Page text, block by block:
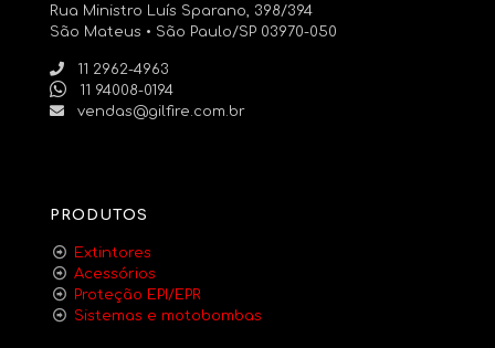
Rua Ministro Luís Sparano, 398/394
São Mateus • São Paulo/SP 03970-050
11 2962-4963
11 94008-0194
vendas@gilfire.com.br
PRODUTOS
Extintores
Acessórios
Proteção EPI/EPR
Sistemas e motobombas